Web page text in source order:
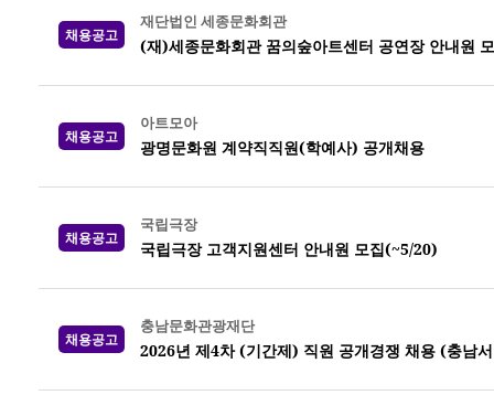
채용공고
재단법인 세종문화회관
(재)세종문화회관 꿈의숲아트센터 공연장 안내원
채용공고
아트모아
광명문화원 계약직직원(학예사) 공개채용
채용공고
국립극장
국립극장 고객지원센터 안내원 모집(~5/20)
채용공고
충남문화관광재단
2026년 제4차 (기간제) 직원 공개경쟁 채용 (충남